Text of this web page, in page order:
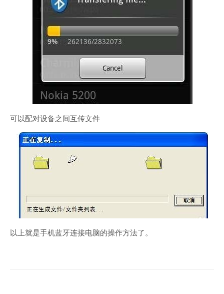
可以配对设备之间互传文件
以上就是手机蓝牙连接电脑的操作方法了。